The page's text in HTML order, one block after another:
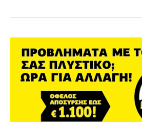
Απόσυρση
2024